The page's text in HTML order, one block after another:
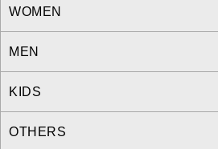
WOMEN
a.v.v
MICHEL KLEIN
MK MICHEL KLEIN
MEN
a.v.v
MICHEL KLEIN HOMME
KIDS
a.v.v
OTHERS